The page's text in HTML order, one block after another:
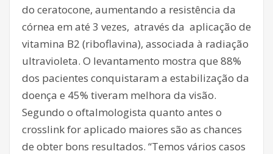
do ceratocone, aumentando a resistência da
córnea em até 3 vezes, através da aplicação de
vitamina B2 (riboflavina), associada à radiação
ultravioleta. O levantamento mostra que 88%
dos pacientes conquistaram a estabilização da
doença e 45% tiveram melhora da visão.
Segundo o oftalmologista quanto antes o
crosslink for aplicado maiores são as chances
de obter bons resultados. “Temos vários casos